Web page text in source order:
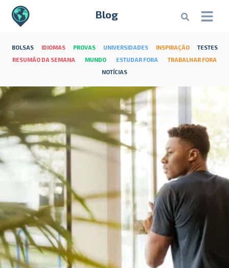
Blog
BOLSAS IDIOMAS PROVAS UNIVERSIDADES INSPIRAÇÃO
TESTES
RESUMÃO DA SEMANA
MUNDO ESTUDAR FORA
TRABALHAR FORA
NOTÍCIAS